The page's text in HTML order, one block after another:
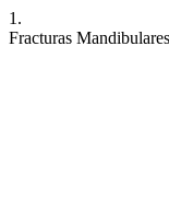
1.
Fracturas